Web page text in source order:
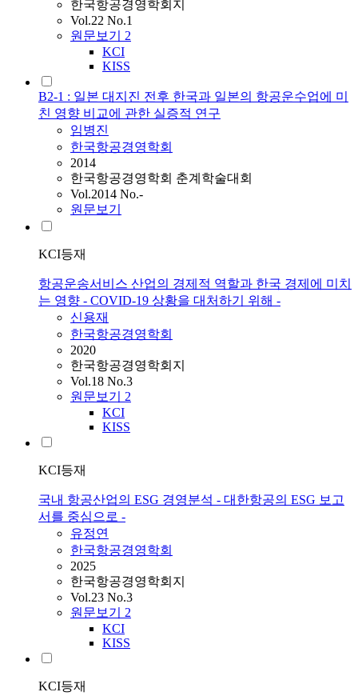
한국항공경영학회지
Vol.22 No.1
원문보기 2
KCI
KISS
B2-1 : 일본 대지진 전후 한국과 일본의 항공운수업에 미
친 영향 비교에 관한 실증적 연구
임병진
한국항공경영학회
2014
한국항공경영학회 춘계학술대회
Vol.2014 No.-
원문보기
KCI등재
항공운송서비스 산업의 경제적 역할과 한국 경제에 미치
는 영향 - COVID-19 상황을 대처하기 위해 -
신용재
한국항공경영학회
2020
한국항공경영학회지
Vol.18 No.3
원문보기 2
KCI
KISS
KCI등재
국내 항공산업의 ESG 경영분석 - 대한항공의 ESG 보고
서를 중심으로 -
유정연
한국항공경영학회
2025
한국항공경영학회지
Vol.23 No.3
원문보기 2
KCI
KISS
KCI등재